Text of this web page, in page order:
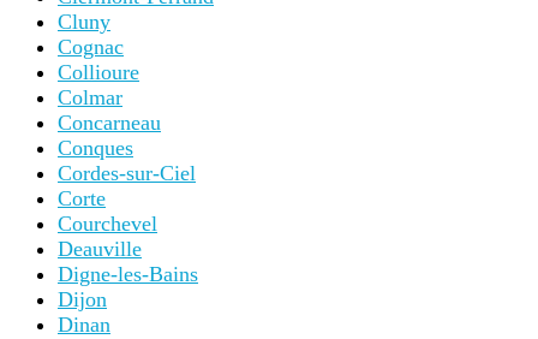
Cluny
Cognac
Collioure
Colmar
Concarneau
Conques
Cordes-sur-Ciel
Corte
Courchevel
Deauville
Digne-les-Bains
Dijon
Dinan